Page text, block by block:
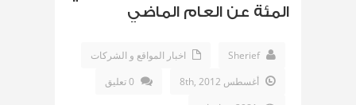
المئة عن العام الماضي
Sherief
اخبار المواقع و الشركات
أغسطس 8th, 2012
0 تعليق